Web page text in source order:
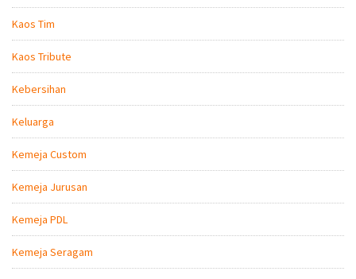
Kaos Tim
Kaos Tribute
Kebersihan
Keluarga
Kemeja Custom
Kemeja Jurusan
Kemeja PDL
Kemeja Seragam